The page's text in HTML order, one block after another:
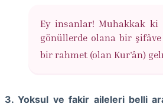
Ey insanlar! Muhakkak ki
gönüllerde olana bir
bir rahmet (olan Kur'ân)
3. Yoksul ve fakir aileleri belli